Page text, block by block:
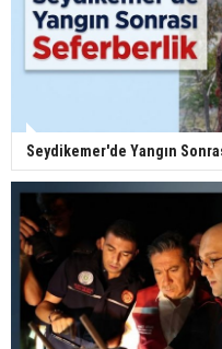
Seydikemer'de Yangın